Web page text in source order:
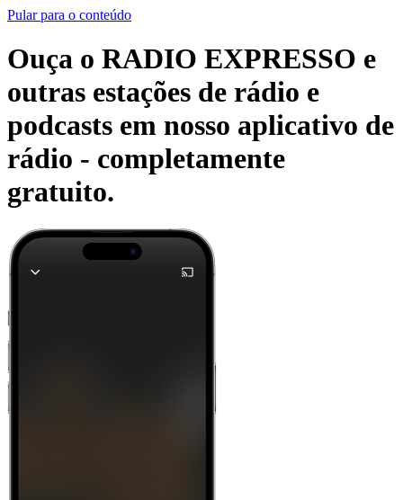
Pular para o conteúdo
Ouça o RADIO EXPRESSO e
outras estações de rádio e
podcasts em nosso aplicativo de
rádio - completamente
gratuito.